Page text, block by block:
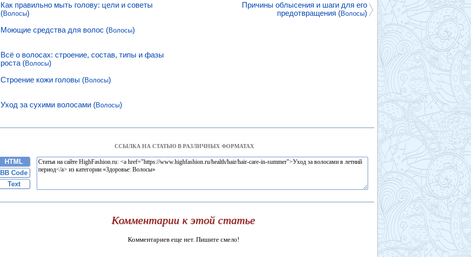
Как правильно мыть голову: цели и советы
(Волосы)
Моющие средства для волос (Волосы)
Всё о волосах: строение, состав, типы и фазы
роста (Волосы)
Строение кожи головы (Волосы)
Уход за сухими волосами (Волосы)
Причины облысения и шаги для его
предотвращения (Волосы)
ССЫЛКА НА СТАТЬЮ В РАЗЛИЧНЫХ ФОРМАТАХ
HTML
BB Code
Text
Комментарии к этой статье
Комментариев еще нет. Пишите смело!